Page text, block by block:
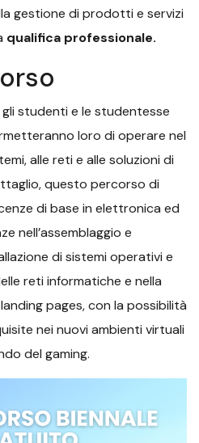
gestione di prodotti e servizi
qualifica professionale.
studenti e le studentesse
loro di operare nel
alle reti e alle soluzioni di
questo percorso di
di base in elettronica ed
nell’assemblaggio e
di sistemi operativi e
reti informatiche e nella
pages, con la possibilità
nei nuovi ambienti virtuali
del gaming.